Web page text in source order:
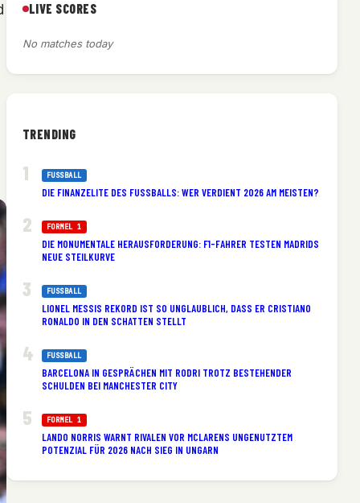
LIVE SCORES
No matches today
TRENDING
FUSSBALL
DIE FINANZELITE DES FUSSBALLS: WER VERDIENT 2026 AM MEISTEN?
FORMEL 1
DIE MONUMENTALE HERAUSFORDERUNG: F1-FAHRER TESTEN MADRIDS
NEUE STEILKURVE
FUSSBALL
LIONEL MESSIS REKORD IST SO UNGLAUBLICH, DASS ER CRISTIANO
RONALDO IN DEN SCHATTEN STELLT
FUSSBALL
BARCELONA IN GESPRÄCHEN MIT RODRI TROTZ BESTEHENDER
SCHULDEN BEI MANCHESTER CITY
FORMEL 1
LANDO NORRIS WARNT RIVALEN VOR MCLARENS UNGENUTZTEM
POTENZIAL FÜR 2026 NACH SIEG IN UNGARN